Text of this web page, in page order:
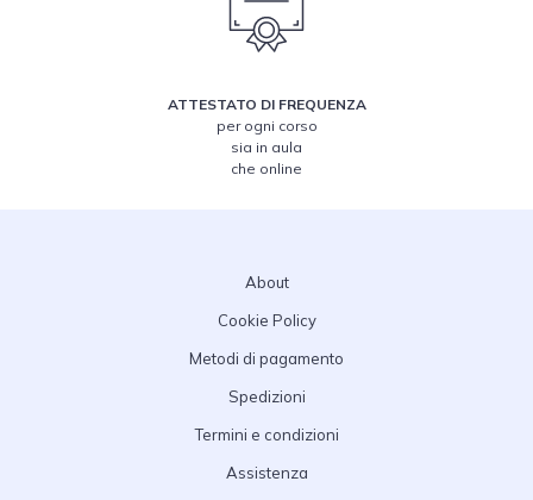
ATTESTATO DI FREQUENZA
per ogni corso
sia in aula
che online
About
Cookie Policy
Metodi di pagamento
Spedizioni
Termini e condizioni
Assistenza